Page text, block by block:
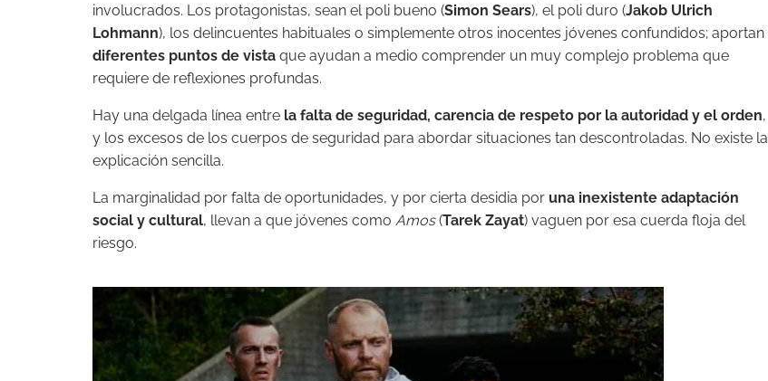
involucrados. Los protagonistas, sean el poli bueno (Simon Sears), el poli duro (Jakob Ulrich
Lohmann), los delincuentes habituales o simplemente otros inocentes jóvenes confundidos; aportan
diferentes puntos de vista que ayudan a medio comprender un muy complejo problema que
requiere de reflexiones profundas.
Hay una delgada línea entre la falta de seguridad, carencia de respeto por la autoridad y el orden,
y los excesos de los cuerpos de seguridad para abordar situaciones tan descontroladas. No existe la
explicación sencilla.
La marginalidad por falta de oportunidades, y por cierta desidia por una inexistente adaptación
social y cultural, llevan a que jóvenes como Amos(Tarek Zayat) vaguen por esa cuerda floja del
riesgo.